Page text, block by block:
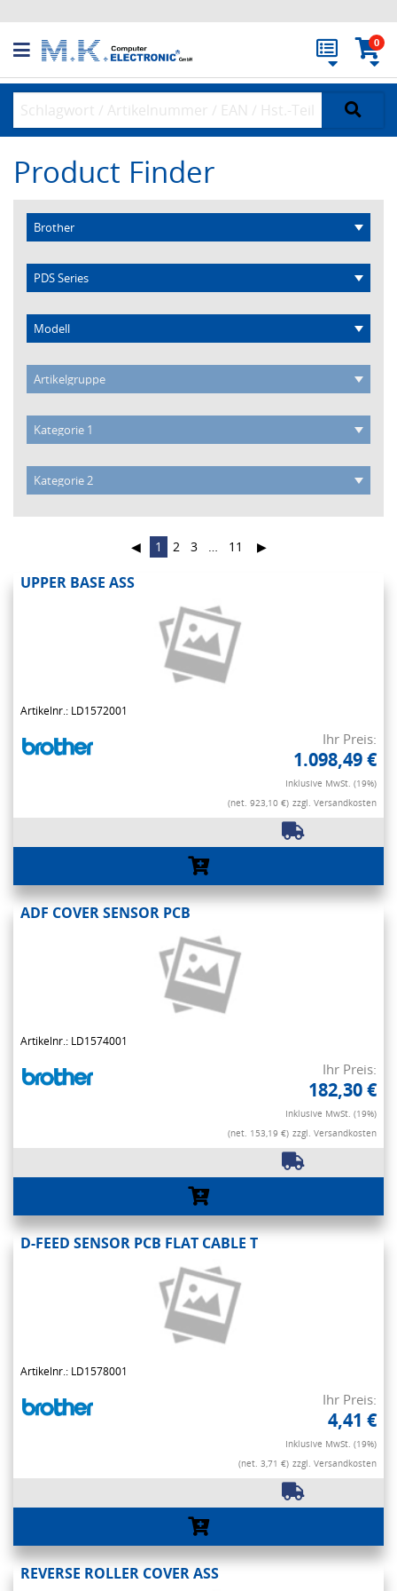
0
Product Finder
◀ 1 2 3 … 11 ▶
UPPER BASE ASS
Artikelnr.: LD1572001
Ihr Preis:
1.098,49 €
Inklusive MwSt. (19%)
(net. 923,10 €) zzgl. Versandkosten
ADF COVER SENSOR PCB
Artikelnr.: LD1574001
Ihr Preis:
182,30 €
Inklusive MwSt. (19%)
(net. 153,19 €) zzgl. Versandkosten
D-FEED SENSOR PCB FLAT CABLE T
Artikelnr.: LD1578001
Ihr Preis:
4,41 €
Inklusive MwSt. (19%)
(net. 3,71 €) zzgl. Versandkosten
REVERSE ROLLER COVER ASS